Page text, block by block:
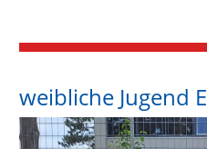
weibliche Jugend E